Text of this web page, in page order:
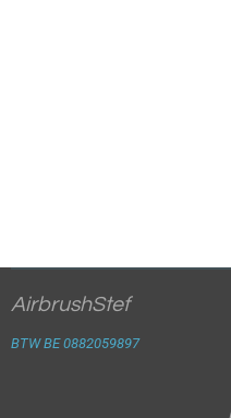
AirbrushStef
BTW BE 0882059897